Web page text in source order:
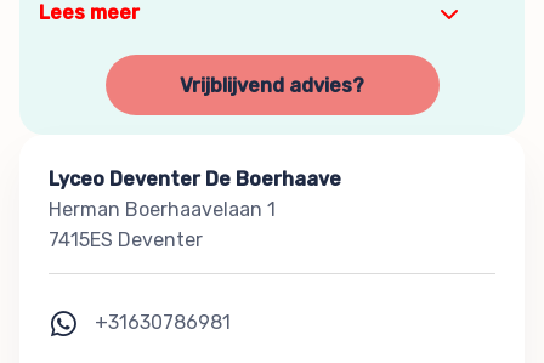
Lees meer
Vrijblijvend advies?
Lyceo Deventer De Boerhaave
Herman Boerhaavelaan 1
7415ES Deventer
+31630786981